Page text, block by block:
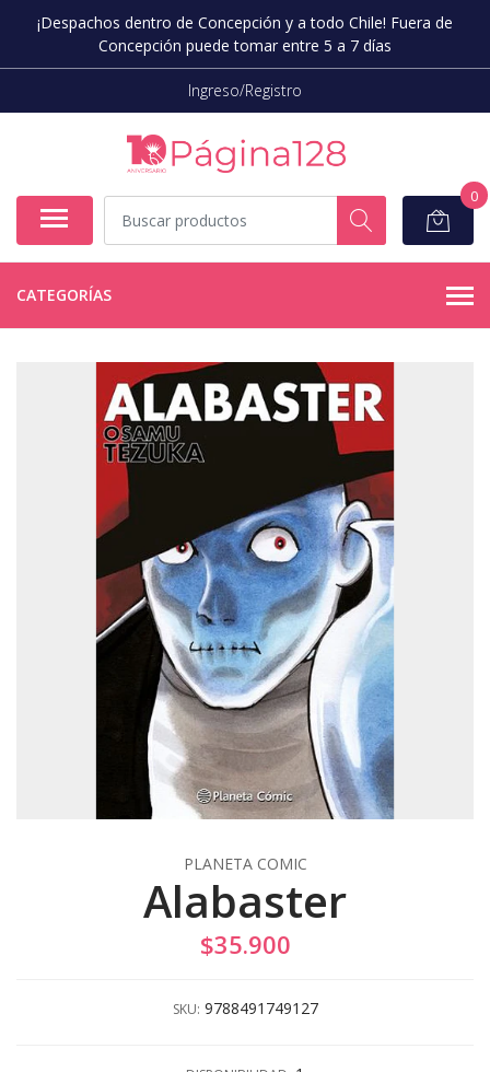
¡Despachos dentro de Concepción y a todo Chile! Fuera de
Concepción puede tomar entre 5 a 7 días
Ingreso/Registro
0
CATEGORÍAS
PLANETA COMIC
Alabaster
$35.900
SKU: 9788491749127